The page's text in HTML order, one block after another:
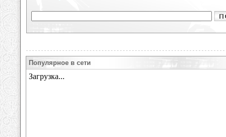
Популярное в сети